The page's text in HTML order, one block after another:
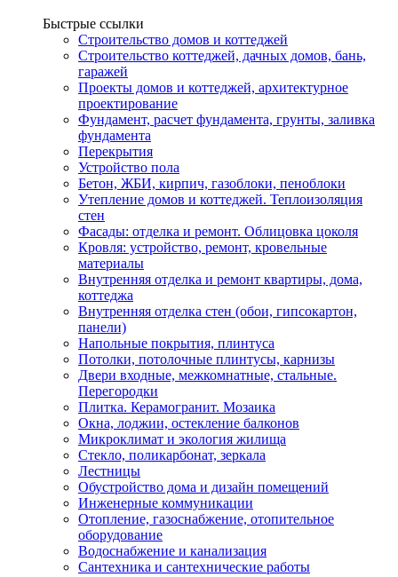
Быстрые ссылки
Строительство домов и коттеджей
Строительство коттеджей, дачных домов, бань,
гаражей
Проекты домов и коттеджей, архитектурное
проектирование
Фундамент, расчет фундамента, грунты, заливка
фундамента
Перекрытия
Устройство пола
Бетон, ЖБИ, кирпич, газоблоки, пеноблоки
Утепление домов и коттеджей. Теплоизоляция
стен
Фасады: отделка и ремонт. Облицовка цоколя
Кровля: устройство, ремонт, кровельные
материалы
Внутренняя отделка и ремонт квартиры, дома,
коттеджа
Внутренняя отделка стен (обои, гипсокартон,
панели)
Напольные покрытия, плинтуса
Потолки, потолочные плинтусы, карнизы
Двери входные, межкомнатные, стальные.
Перегородки
Плитка. Керамогранит. Мозаика
Окна, лоджии, остекление балконов
Микроклимат и экология жилища
Стекло, поликарбонат, зеркала
Лестницы
Обустройство дома и дизайн помещений
Инженерные коммуникации
Отопление, газоснабжение, отопительное
оборудование
Водоснабжение и канализация
Сантехника и сантехнические работы